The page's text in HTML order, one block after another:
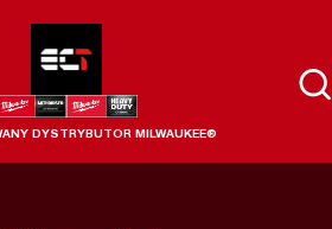
DYSTRYBUTOR MILWAUKEE®